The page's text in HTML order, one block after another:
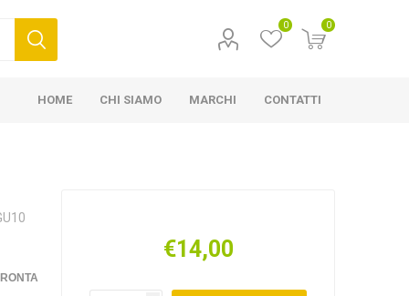
0 0
HOME CHI SIAMO MARCHI CONTATTI
€14,00